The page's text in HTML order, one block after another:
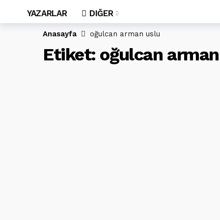
YAZARLAR DIĞER
Anasayfa oğulcan arman uslu
Etiket: oğulcan